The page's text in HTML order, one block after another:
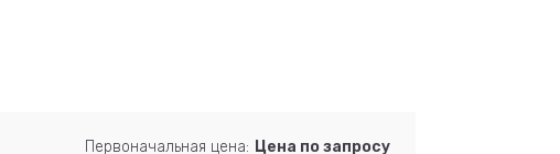
Первоначальная цена: Цена по запросу